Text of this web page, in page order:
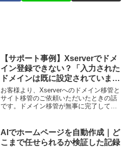
【サポート事例】Xserverでドメ
イン登録できない？「入力された
ドメインは既に設定されていま
す」の解決方法
お客様より、Xserverへのドメイン移管と
サイト移管のご依頼いただいたときの話
です。ドメイン移管が無事に完了して、
た。入力されたドメイン「sample.com」
は...
AIでホームページを自動作成｜ど
こまで任せられるか検証した記録